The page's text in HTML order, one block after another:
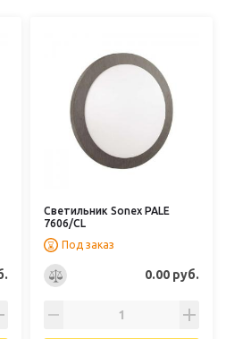
Светильник Sonex PALE
7606/CL
Под заказ
0.00 руб.